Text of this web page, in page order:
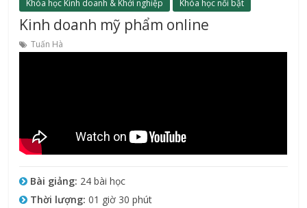
Khóa học Kinh doanh & Khởi nghiệp Khóa học nổi bật
Kinh doanh mỹ phẩm online
Tuấn Hà
Bài giảng: 24 bài học
Thời lượng: 01 giờ 30 phút